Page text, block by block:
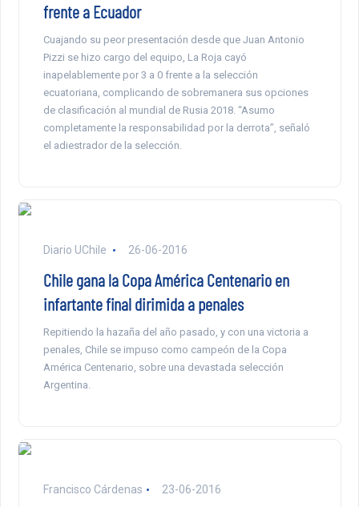
frente a Ecuador
Cuajando su peor presentación desde que Juan Antonio
Pizzi se hizo cargo del equipo, La Roja cayó
inapelablemente por 3 a 0 frente a la selección
ecuatoriana, complicando de sobremanera sus opciones
de clasificación al mundial de Rusia 2018. “Asumo
completamente la responsabilidad por la derrota”, señaló
el adiestrador de la selección.
Diario UChile 26-06-2016
Chile gana la Copa América Centenario en
infartante final dirimida a penales
Repitiendo la hazaña del año pasado, y con una victoria a
penales, Chile se impuso como campeón de la Copa
América Centenario, sobre una devastada selección
Argentina.
Francisco Cárdenas 23-06-2016